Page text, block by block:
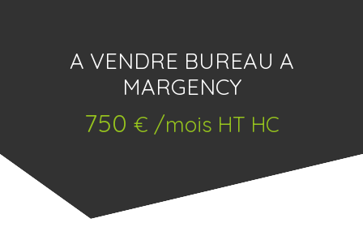
A VENDRE BUREAU A
MARGENCY
750 € /mois HT HC